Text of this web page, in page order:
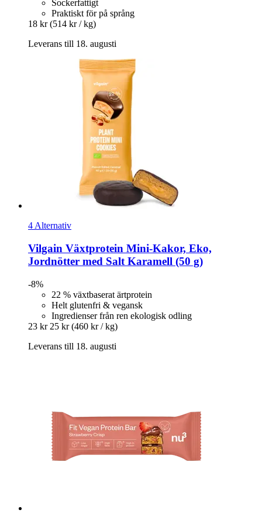
Sockerfattigt
Praktiskt för på språng
18 kr (514 kr / kg)
Leverans till 18. augusti
4 Alternativ
Vilgain Växtprotein Mini-​Kakor, Eko,
Jordnötter med Salt Karamell (50 g)
-8%
22 % växtbaserat ärtprotein
Helt glutenfri & vegansk
Ingredienser från ren ekologisk odling
23 kr 25 kr (460 kr / kg)
Leverans till 18. augusti